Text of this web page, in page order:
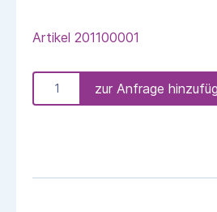
Artikel 201100001